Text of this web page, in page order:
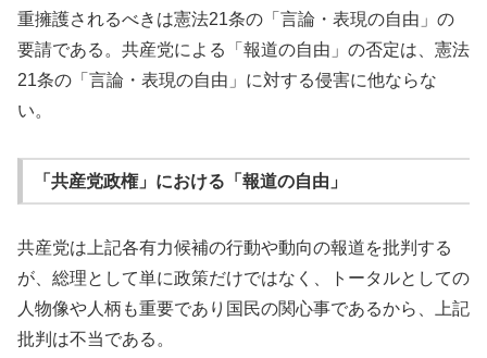
重擁護されるべきは憲法21条の「言論・表現の自由」の
要請である。共産党による「報道の自由」の否定は、憲法
21条の「言論・表現の自由」に対する侵害に他ならな
い。
「共産党政権」における「報道の自由」
共産党は上記各有力候補の行動や動向の報道を批判する
が、総理として単に政策だけではなく、トータルとしての
人物像や人柄も重要であり国民の関心事であるから、上記
批判は不当である。